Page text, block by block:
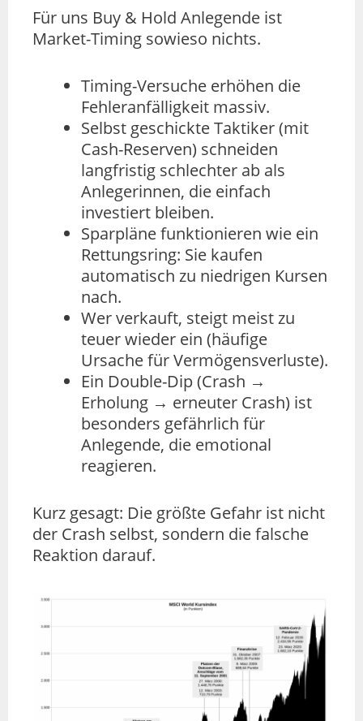
Für uns Buy & Hold Anlegende ist
Market-Timing sowieso nichts.
Timing-Versuche erhöhen die
Fehleranfälligkeit massiv.
Selbst geschickte Taktiker (mit
Cash-Reserven) schneiden
langfristig schlechter ab als
Anlegerinnen, die einfach
investiert bleiben.
Sparpläne funktionieren wie ein
Rettungsring: Sie kaufen
automatisch zu niedrigen Kursen
nach.
Wer verkauft, steigt meist zu
teuer wieder ein (häufige
Ursache für Vermögensverluste).
Ein Double-Dip (Crash →
Erholung → erneuter Crash) ist
besonders gefährlich für
Anlegende, die emotional
reagieren.
Kurz gesagt: Die größte Gefahr ist nicht
der Crash selbst, sondern die falsche
Reaktion darauf.